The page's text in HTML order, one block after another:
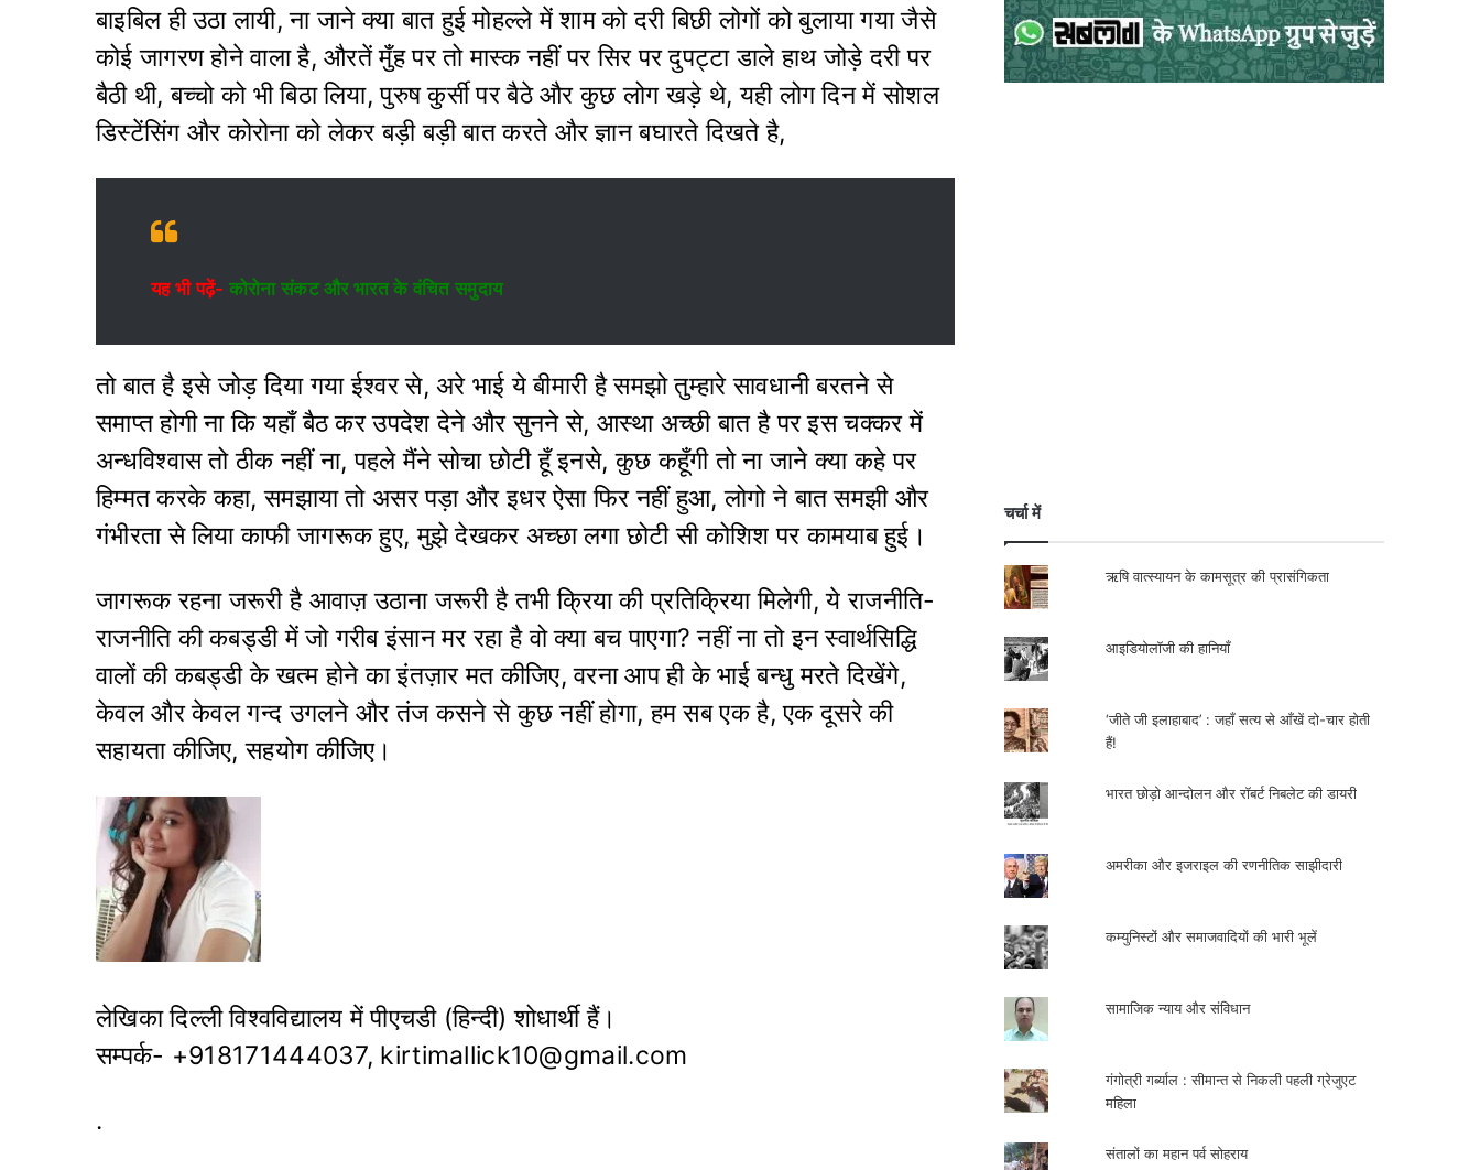
बाइबिल ही उठा लायी, ना जाने क्या बात हुई मोहल्ले में शाम को दरी बिछी लोगों को बुलाया गया जैसे
कोई जागरण होने वाला है, औरतें मुँह पर तो मास्क नहीं पर सिर पर दुपट्टा डाले हाथ जोड़े दरी पर
बैठी थी, बच्चो को भी बिठा लिया, पुरुष कुर्सी पर बैठे और कुछ लोग खड़े थे, यही लोग दिन में सोशल
डिस्टेंसिंग और कोरोना को लेकर बड़ी बड़ी बात करते और ज्ञान बघारते दिखते है,
यह भी पढ़ें- कोरोना संकट और भारत के वंचित समुदाय
तो बात है इसे जोड़ दिया गया ईश्वर से, अरे भाई ये बीमारी है समझो तुम्हारे सावधानी बरतने से
समाप्त होगी ना कि यहाँ बैठ कर उपदेश देने और सुनने से, आस्था अच्छी बात है पर इस चक्कर में
अन्धविश्वास तो ठीक नहीं ना, पहले मैंने सोचा छोटी हूँ इनसे, कुछ कहूँगी तो ना जाने क्या कहे पर
हिम्मत करके कहा, समझाया तो असर पड़ा और इधर ऐसा फिर नहीं हुआ, लोगो ने बात समझी और
गंभीरता से लिया काफी जागरूक हुए, मुझे देखकर अच्छा लगा छोटी सी कोशिश पर कामयाब हुई।
जागरूक रहना जरूरी है आवाज़ उठाना जरूरी है तभी क्रिया की प्रतिक्रिया मिलेगी, ये राजनीति-
राजनीति की कबड्डी में जो गरीब इंसान मर रहा है वो क्या बच पाएगा? नहीं ना तो इन स्वार्थसिद्धि
वालों की कबड्डी के खत्म होने का इंतज़ार मत कीजिए, वरना आप ही के भाई बन्धु मरते दिखेंगे,
केवल और केवल गन्द उगलने और तंज कसने से कुछ नहीं होगा, हम सब एक है, एक दूसरे की
सहायता कीजिए, सहयोग कीजिए।
लेखिका दिल्ली विश्वविद्यालय में पीएचडी (हिन्दी) शोधार्थी हैं।
सम्पर्क- +918171444037, kirtimallick10@gmail.com
.
चर्चा में
ऋषि वात्स्यायन के कामसूत्र की प्रासंगिकता
आइडियोलॉजी की हानियाँ
‘जीते जी इलाहाबाद’ : जहाँ सत्य से आँखें दो-चार होती
हैं!
भारत छोड़ो आन्दोलन और रॉबर्ट निबलेट की डायरी
अमरीका और इजराइल की रणनीतिक साझीदारी
कम्युनिस्टों और समाजवादियों की भारी भूलें
सामाजिक न्याय और संविधान
गंगोत्री गर्ब्याल : सीमान्त से निकली पहली ग्रेजुएट
महिला
संतालों का महान पर्व सोहराय